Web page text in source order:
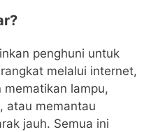
penghuni untuk
melalui internet,
lampu,
atau memantau
jauh. Semua ini